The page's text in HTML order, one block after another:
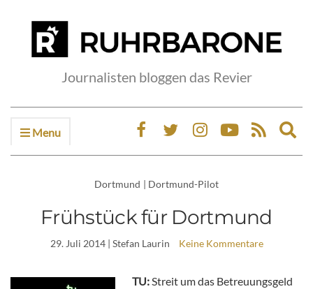
Journalisten bloggen das Revier
Menu
Dortmund | Dortmund-Pilot
Frühstück für Dortmund
29. Juli 2014| Stefan Laurin Keine Kommentare
TU:Streit um das Betreuungsgeld